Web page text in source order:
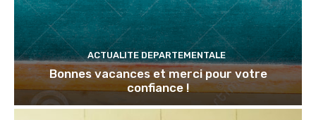
ACTUALITE DEPARTEMENTALE
Bonnes vacances et merci pour votre
confiance !